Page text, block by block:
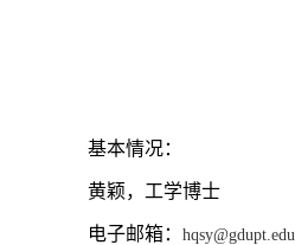
基本情况：
黄颖，工学博士
电子邮箱：